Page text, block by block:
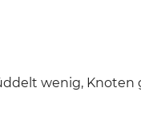
wenig, Knoten